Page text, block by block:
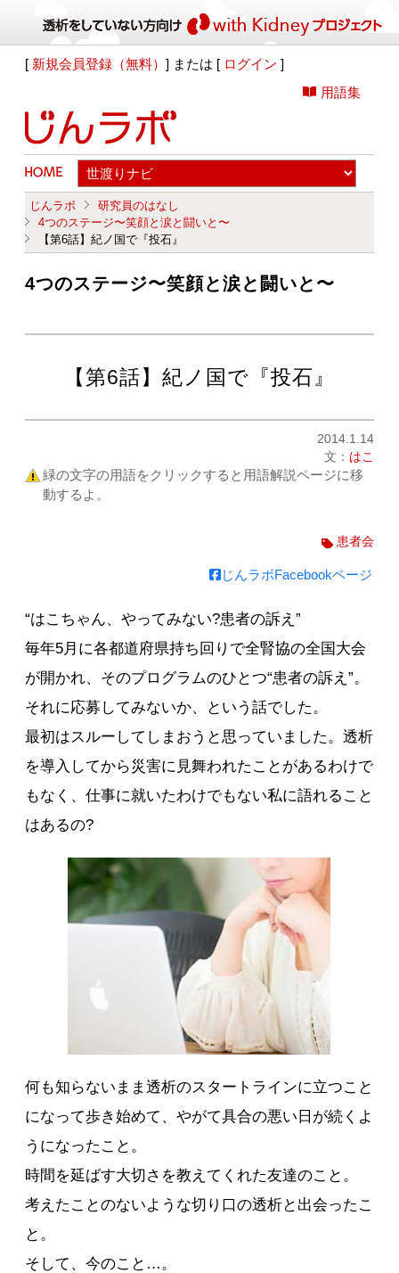
[ 新規会員登録（無料）] または [ ログイン ]
用語集
じんラボ
研究員のはなし
4つのステージ〜笑顔と涙と闘いと〜
【第6話】紀ノ国で『投石』
4つのステージ〜笑顔と涙と闘いと〜
【第6話】紀ノ国で『投石』
2014.1.14
文： はこ
緑の文字の用語をクリックすると用語解説ページに移
動するよ。
患者会
じんラボFacebookページ
“はこちゃん、やってみない?患者の訴え”
毎年5月に各都道府県持ち回りで全腎協の全国大会
が開かれ、そのプログラムのひとつ“患者の訴え”。
それに応募してみないか、という話でした。
最初はスルーしてしまおうと思っていました。透析
を導入してから災害に見舞われたことがあるわけで
もなく、仕事に就いたわけでもない私に語れること
はあるの?
何も知らないまま透析のスタートラインに立つこと
になって歩き始めて、やがて具合の悪い日が続くよ
うになったこと。
時間を延ばす大切さを教えてくれた友達のこと。
考えたことのないような切り口の透析と出会ったこ
と。
そして、今のこと…。